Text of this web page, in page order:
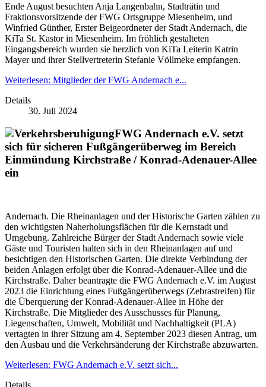
Ende August besuchten Anja Langenbahn, Stadträtin und
Fraktionsvorsitzende der FWG Ortsgruppe Miesenheim, und
Winfried Günther, Erster Beigeordneter der Stadt Andernach, die
KiTa St. Kastor in Miesenheim. Im fröhlich gestalteten
Eingangsbereich wurden sie herzlich von KiTa Leiterin Katrin
Mayer und ihrer Stellvertreterin Stefanie Völlmeke empfangen.
Weiterlesen: Mitglieder der FWG Andernach e...
Details
30. Juli 2024
FWG Andernach e.V. setzt
sich für sicheren Fußgängerüberweg im Bereich
Einmündung Kirchstraße / Konrad-Adenauer-Allee
ein
Andernach. Die Rheinanlagen und der Historische Garten zählen zu
den wichtigsten Naherholungsflächen für die Kernstadt und
Umgebung. Zahlreiche Bürger der Stadt Andernach sowie viele
Gäste und Touristen halten sich in den Rheinanlagen auf und
besichtigen den Historischen Garten. Die direkte Verbindung der
beiden Anlagen erfolgt über die Konrad-Adenauer-Allee und die
Kirchstraße. Daher beantragte die FWG Andernach e.V. im August
2023 die Einrichtung eines Fußgängerüberwegs (Zebrastreifen) für
die Überquerung der Konrad-Adenauer-Allee in Höhe der
Kirchstraße. Die Mitglieder des Ausschusses für Planung,
Liegenschaften, Umwelt, Mobilität und Nachhaltigkeit (PLA)
vertagten in ihrer Sitzung am 4. September 2023 diesen Antrag, um
den Ausbau und die Verkehrsänderung der Kirchstraße abzuwarten.
Weiterlesen: FWG Andernach e.V. setzt sich...